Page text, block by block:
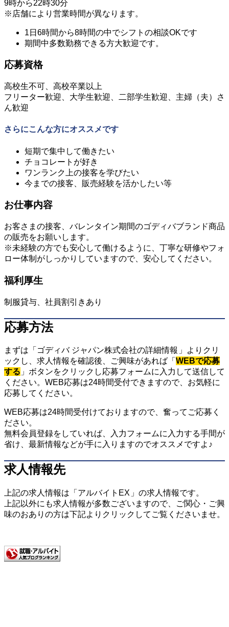
9時から22時30分
※店舗により営業時間が異なります。
1日6時間から8時間の中でシフトの相談OKです
期間中多数勤務できる方大歓迎です。
応募資格
高校生不可、高校卒業以上
フリーター歓迎、大学生歓迎、二部学生歓迎、主婦（夫）さ
ん歓迎
さらにこんな方にオススメです
短期で集中して働きたい
チョコレートが好き
ワンランク上の接客を学びたい
今までの接客、販売経験を活かしたい等
お仕事内容
お客さまの接客、バレンタイン期間のゴディバブランド商品
の販売をお願いします。
※未経験の方でも安心して働けるように、丁寧な研修やフォ
ロー体制がしっかりしていますので、安心してください。
福利厚生
制服貸与、社員割引きあり
応募方法
まずは「ゴディバ ジャパン株式会社の詳細情報 」よりクリ
ックし、求人情報を確認後、ご興味があれば「 WEBで応募
する 」ボタンをクリックし応募フォームに入力して送信して
ください。WEB応募は24時間受付できますので、お気軽に
応募してください。
WEB応募は24時間受付けておりますので、奮ってご応募く
ださい。
無料会員登録をしていれば、入力フォームに入力する手間が
省け、最新情報などが手に入りますのでオススメですよ♪
求人情報先
上記の求人情報は「アルバイトEX 」の求人情報です。
上記以外にも求人情報が多数ございますので、ご関心・ご興
味のおありの方は下記よりクリックしてご覧くださいませ。